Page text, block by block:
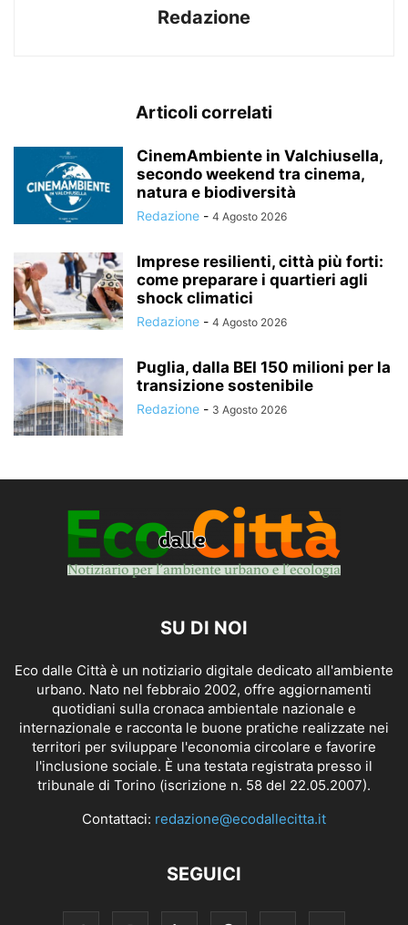
Redazione
Articoli correlati
CinemAmbiente in Valchiusella,
secondo weekend tra cinema,
natura e biodiversità
Redazione - 4 Agosto 2026
Imprese resilienti, città più forti:
come preparare i quartieri agli
shock climatici
Redazione - 4 Agosto 2026
Puglia, dalla BEI 150 milioni per la
transizione sostenibile
Redazione - 3 Agosto 2026
SU DI NOI
Eco dalle Città è un notiziario digitale dedicato all'ambiente
urbano. Nato nel febbraio 2002, offre aggiornamenti
quotidiani sulla cronaca ambientale nazionale e
internazionale e racconta le buone pratiche realizzate nei
territori per sviluppare l'economia circolare e favorire
l'inclusione sociale. È una testata registrata presso il
tribunale di Torino (iscrizione n. 58 del 22.05.2007).
Contattaci: redazione@ecodallecitta.it
SEGUICI